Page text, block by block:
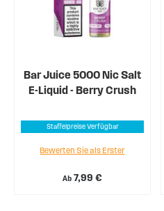
Bar Juice 5000 Nic Salt
E-Liquid - Berry Crush
Staffelpreise Verfügbar
Ab 7,99 €
Bewerten Sie als Erster